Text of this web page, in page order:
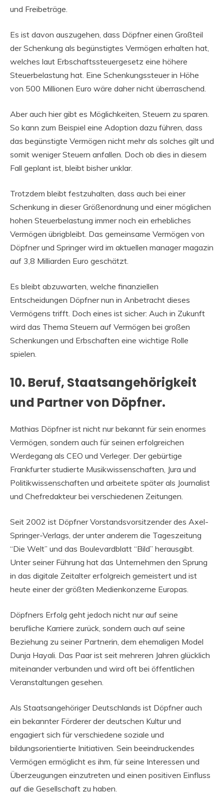
und Freibeträge.
Es ist davon auszugehen, dass Döpfner einen Großteil
der Schenkung als begünstigtes Vermögen erhalten hat,
welches laut Erbschaftssteuergesetz eine höhere
Steuerbelastung hat. Eine Schenkungssteuer in Höhe
von 500 Millionen Euro wäre daher nicht überraschend.
Aber auch hier gibt es Möglichkeiten, Steuern zu sparen.
So kann zum Beispiel eine Adoption dazu führen, dass
das begünstigte Vermögen nicht mehr als solches gilt und
somit weniger Steuern anfallen. Doch ob dies in diesem
Fall geplant ist, bleibt bisher unklar.
Trotzdem bleibt festzuhalten, dass auch bei einer
Schenkung in dieser Größenordnung und einer möglichen
hohen Steuerbelastung immer noch ein erhebliches
Vermögen übrigbleibt. Das gemeinsame Vermögen von
Döpfner und Springer wird im aktuellen manager magazin
auf 3,8 Milliarden Euro geschätzt.
Es bleibt abzuwarten, welche finanziellen
Entscheidungen Döpfner nun in Anbetracht dieses
Vermögens trifft. Doch eines ist sicher: Auch in Zukunft
wird das Thema Steuern auf Vermögen bei großen
Schenkungen und Erbschaften eine wichtige Rolle
spielen.
10. Beruf, Staatsangehörigkeit
und Partner von Döpfner.
Mathias Döpfner ist nicht nur bekannt für sein enormes
Vermögen, sondern auch für seinen erfolgreichen
Werdegang als CEO und Verleger. Der gebürtige
Frankfurter studierte Musikwissenschaften, Jura und
Politikwissenschaften und arbeitete später als Journalist
und Chefredakteur bei verschiedenen Zeitungen.
Seit 2002 ist Döpfner Vorstandsvorsitzender des Axel-
Springer-Verlags, der unter anderem die Tageszeitung
“Die Welt” und das Boulevardblatt “Bild” herausgibt.
Unter seiner Führung hat das Unternehmen den Sprung
in das digitale Zeitalter erfolgreich gemeistert und ist
heute einer der größten Medienkonzerne Europas.
Döpfners Erfolg geht jedoch nicht nur auf seine
berufliche Karriere zurück, sondern auch auf seine
Beziehung zu seiner Partnerin, dem ehemaligen Model
Dunja Hayali. Das Paar ist seit mehreren Jahren glücklich
miteinander verbunden und wird oft bei öffentlichen
Veranstaltungen gesehen.
Als Staatsangehöriger Deutschlands ist Döpfner auch
ein bekannter Förderer der deutschen Kultur und
engagiert sich für verschiedene soziale und
bildungsorientierte Initiativen. Sein beeindruckendes
Vermögen ermöglicht es ihm, für seine Interessen und
Überzeugungen einzutreten und einen positiven Einfluss
auf die Gesellschaft zu haben.